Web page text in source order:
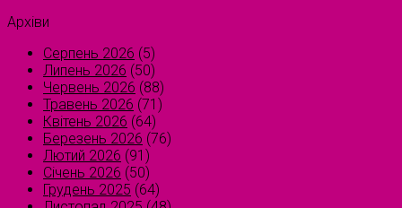
Архіви
Серпень 2026 (5)
Липень 2026 (50)
Червень 2026 (88)
Травень 2026 (71)
Квітень 2026 (64)
Березень 2026 (76)
Лютий 2026 (91)
Січень 2026 (50)
Грудень 2025 (64)